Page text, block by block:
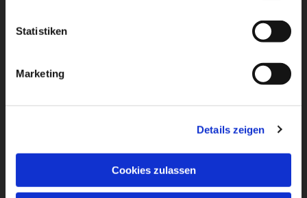
Statistiken
Marketing
Details zeigen
Cookies zulassen